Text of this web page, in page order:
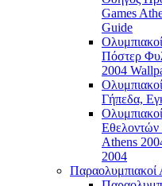
Games
Guide
Πόστερ
2004
Γήπεδα,
Εθελοντών
Athens
2004